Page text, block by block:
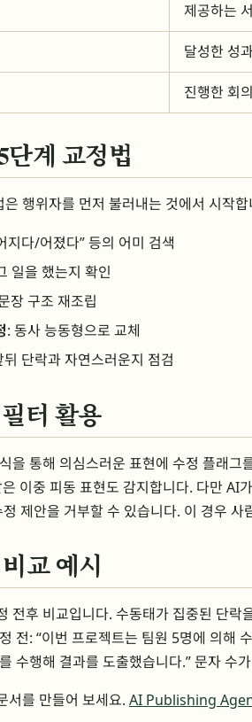
제공하는
달성한 성
진행한 회의
계 교정법
행위자를 먼저 불러내는 것에서 시작합
지다/어졌다” 등의 어미 검색
일을 했는지 확인
장 구조 재조립
: 동사 능동형으로 교체
뒤 단락과 자연스러운지 점검
터 활용
을 통해 의심스러운 표현에 수정 플래그
이중 피동 표현도 감지합니다. 다만 AI
제안을 거부할 수 있습니다. 이 경우 사
교 예시
전후 비교입니다. 수동태가 집중된 단락
전: “이번 프로젝트는 팀원 5명에 의해
수행해 결과를 도출했습니다.” 문자 수
서를 만들어 보세요. AI Publishing